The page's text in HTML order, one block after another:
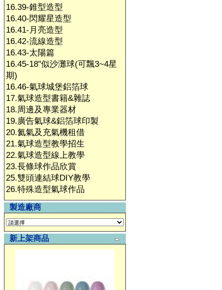
16.39-錐型造型
16.40-閃耀星造型
16.41-月亮造型
16.42-流線造型
16.43-太陽篇
16.45-18"似沙灘球(可飄3~4星
期)
16.46-氣球城堡鋁箔球
17.氣球造型書籍&雜誌
18.周邊及專業器材
19.廣告氣球&鋁箔球印製
20.氦氣及充氣機租借
21.氣球造型教學招生
22.氣球造型線上教學
23.長條球作品欣賞
25.雙頭連結球DIY教學
26.特殊造型氣球作品
製造廠商
新上架商品